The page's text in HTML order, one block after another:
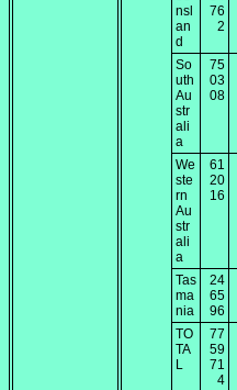
nsl
an
d
76
2
So
uth
Au
str
ali
a
75
03
08
We
ste
rn
Au
str
ali
a
61
20
16
Tas
ma
nia
24
65
96
TO
TA
L
77
59
71
4